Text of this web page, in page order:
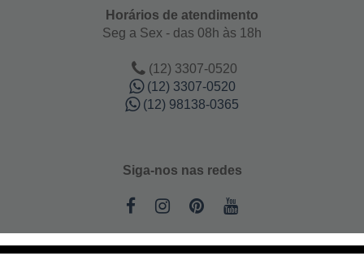
Horários de atendimento
Seg a Sex - das 08h às 18h
(12) 3307-0520
(12) 3307-0520
(12) 98138-0365
Siga-nos nas redes